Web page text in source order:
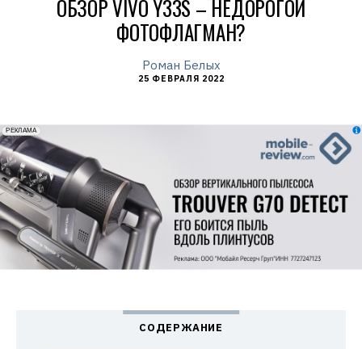
ОБЗОР VIVO Y33S – НЕДОРОГОЙ
ФОТОФЛАГМАН?
Роман Белых
25 ФЕВРАЛЯ 2022
erid: 2VfnxxmNzs5
РЕКЛАМА